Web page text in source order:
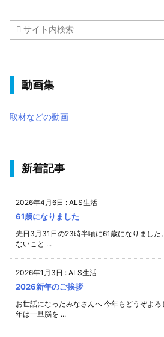
動画集
取材などの動画
新着記事
2026年4月6日 : ALS生活
61歳になりました
先日3月31日の23時半頃に61歳になりました
ないこと ...
2026年1月3日 : ALS生活
2026新年のご挨拶
お世話になったみなさんへ 今年もどうぞよ
年は一旦脳を ...